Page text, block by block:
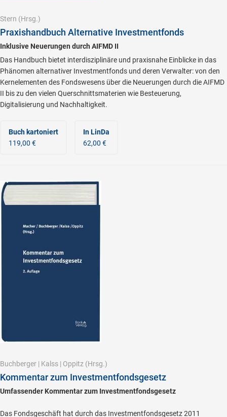
Stern (Hrsg.)
Praxishandbuch Alternative Investmentfonds
Inklusive Neuerungen durch AIFMD II
Das Handbuch bietet interdisziplinäre und praxisnahe Einblicke in das
Phänomen alternativer Investmentfonds und deren Verwalter: von den
Kernelementen des Fondswesens über die Neuerungen durch die AIFMD
II bis zu den vielen Querschnittsmaterien wie Besteuerung,
Digitalisierung und Nachhaltigkeit.
Buch kartoniert
119,00 €
In LinDa
62,00 €
Buchberger | Kalss | Oppitz (Hrsg.)
Kommentar zum Investmentfondsgesetz
Umfassender Kommentar zum Investmentfondsgesetz
Das Fondsgeschäft hat durch das Investmentfondsgesetz 2011